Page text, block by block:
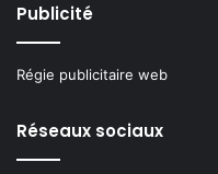
Publicité
Régie publicitaire web
Réseaux sociaux